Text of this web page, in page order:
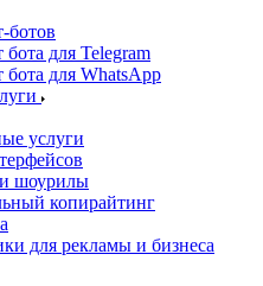
ботов
бота для Telegram
бота для WhatsApp
услуги
шоурилы
копирайтинг
для рекламы и бизнеса